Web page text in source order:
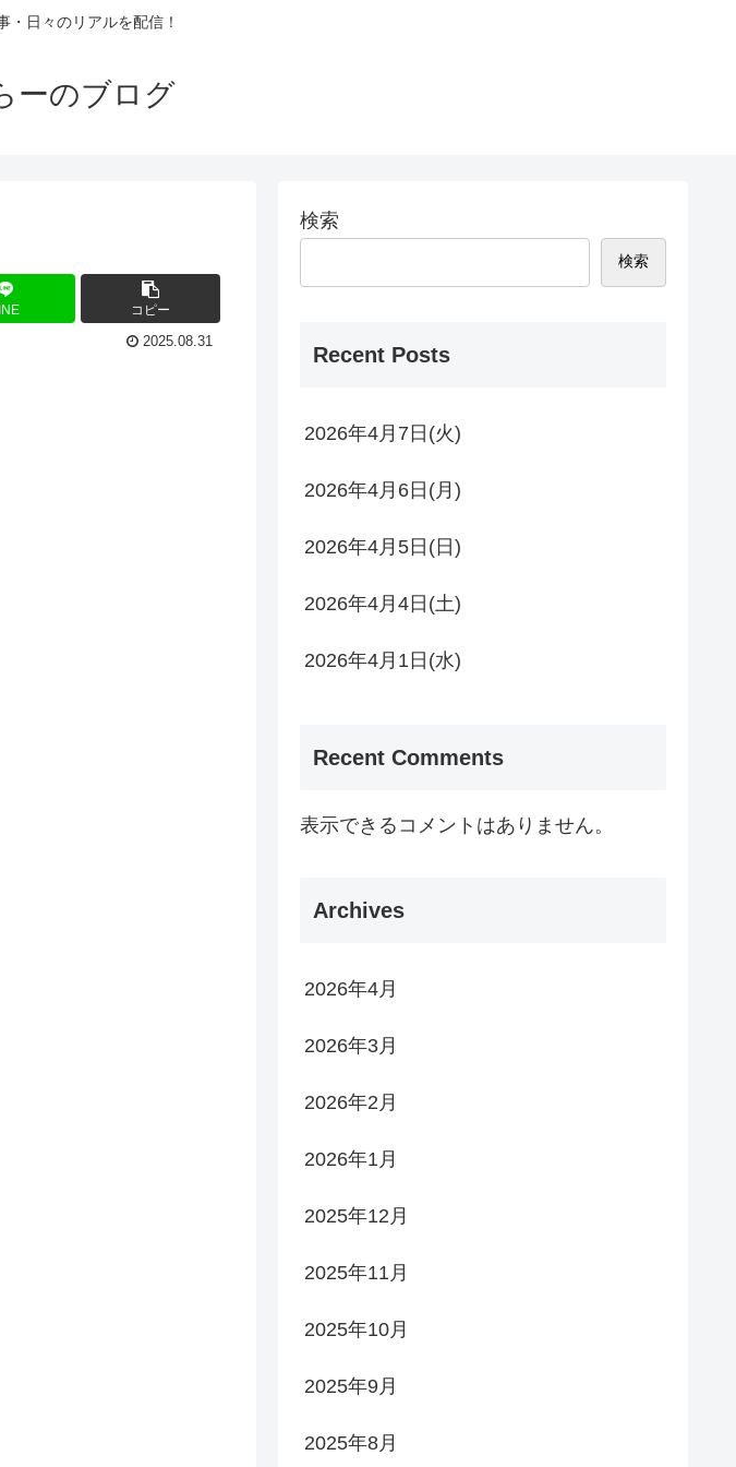
・日々のリアルを配信！
ーのブログ
コピー
2025.08.31
検索
検索
Recent Posts
2026年4月7日(火)
2026年4月6日(月)
2026年4月5日(日)
2026年4月4日(土)
2026年4月1日(水)
Recent Comments
表示できるコメントはありません。
Archives
2026年4月
2026年3月
2026年2月
2026年1月
2025年12月
2025年11月
2025年10月
2025年9月
2025年8月